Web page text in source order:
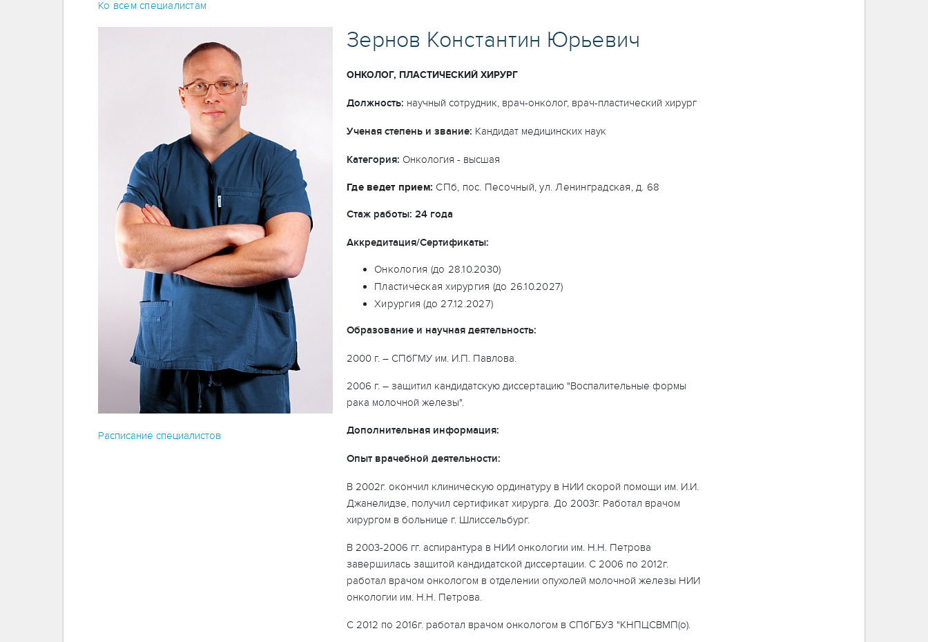
Ко всем специалистам
Расписание специалистов
Зернов Константин Юрьевич
ОНКОЛОГ, ПЛАСТИЧЕСКИЙ ХИРУРГ
Должность: научный сотрудник, врач-онколог, врач-пластический хирург
Ученая степень и звание: Кандидат медицинских наук
Категория: Онкология - высшая
Где ведет прием: СПб, пос. Песочный, ул. Ленинградская, д. 68
Стаж работы: 24 года
Аккредитация/Сертификаты:
Онкология (до 28.10.2030)
Пластическая хирургия (до 26.10.2027)
Хирургия (до 27.12.2027)
Образование и научная деятельность:
2000 г. – СПбГМУ им. И.П. Павлова.
2006 г. – защитил кандидатскую диссертацию "Воспалительные формы
рака молочной железы".
Дополнительная информация:
Опыт врачебной деятельности:
В 2002г. окончил клиническую ординатуру в НИИ скорой помощи им. И.И.
Джанелидзе, получил сертификат хирурга. До 2003г. Работал врачом
хирургом в больнице г. Шлиссельбург.
В 2003-2006 гг. аспирантура в НИИ онкологии им. Н.Н. Петрова
завершилась защитой кандидатской диссертации. С 2006 по 2012г.
работал врачом онкологом в отделении опухолей молочной железы НИИ
онкологии им. Н.Н. Петрова.
С 2012 по 2016г. работал врачом онкологом в СПбГБУЗ "КНПЦСВМП(о).